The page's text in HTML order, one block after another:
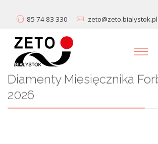
85 74 83 330 zeto@zeto.bialystok.pl
Diamenty Miesięcznika
2026